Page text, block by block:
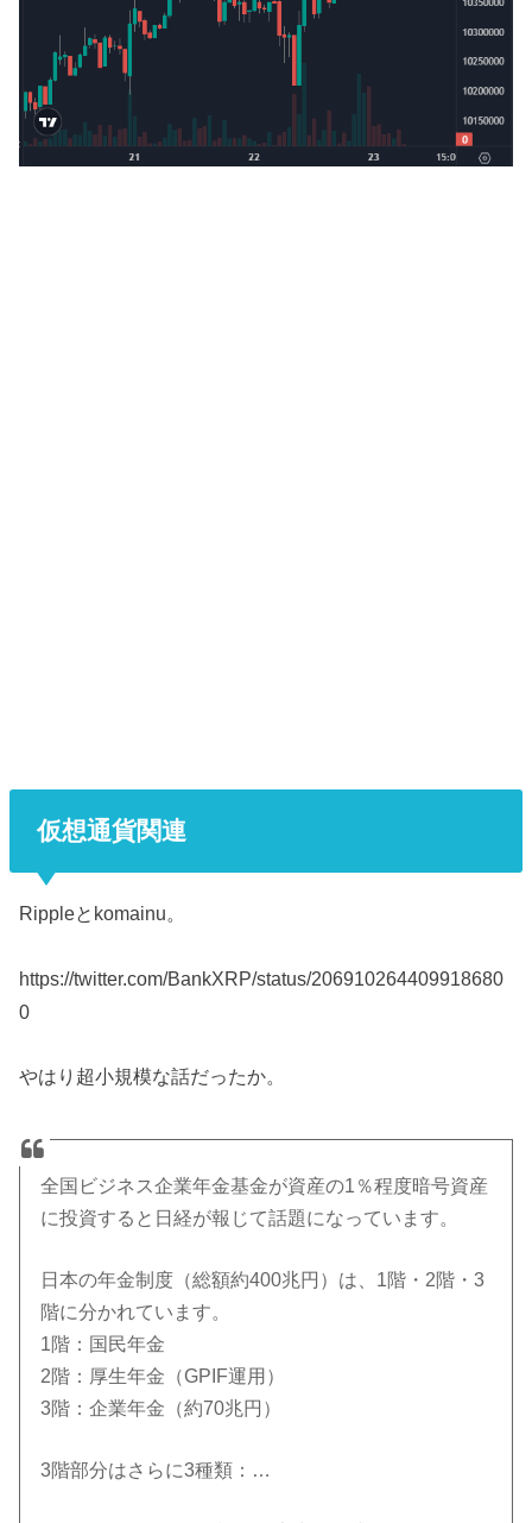
仮想通貨関連
Rippleとkomainu。
https://twitter.com/BankXRP/status/206910264409918680
0
やはり超小規模な話だったか。
全国ビジネス企業年金基金が資産の1％程度暗号資産
に投資すると日経が報じて話題になっています。
日本の年金制度（総額約400兆円）は、1階・2階・3
階に分かれています。
1階：国民年金
2階：厚生年金（GPIF運用）
3階：企業年金（約70兆円）
3階部分はさらに3種類：…